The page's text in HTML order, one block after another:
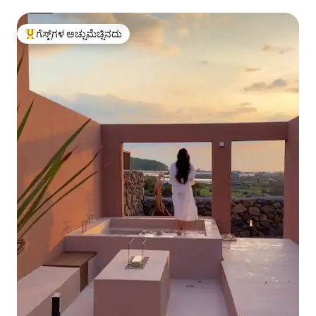
ಗೆಸ್ಟ್‌ಗಳಿಗೆ ಅತಿ ಹೆಚ್ಚು ಅಚ್ಚುಮೆಚ್ಚಿನದು
ಗೆಸ್ಟ್‌ಗಳ ಅಚ್ಚುಮೆಚ್ಚಿನದು